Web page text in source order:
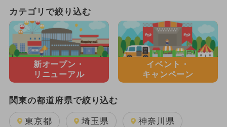
カテゴリで絞り込む
新オープン・
リニューアル
イベント・
キャンペーン
関東の都道府県で絞り込む
東京都 埼玉県 神奈川県